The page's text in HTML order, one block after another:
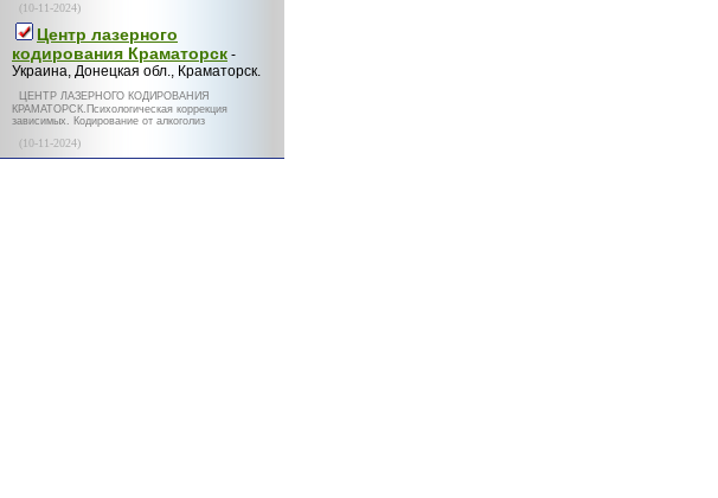
(10-11-2024)
Центр лазерного
кодирования Краматорск -
Украина, Донецкая обл., Краматорск.
ЦЕНТР ЛАЗЕРНОГО КОДИРОВАНИЯ
КРАМАТОРСК.Психологическая коррекция
зависимых. Кодирование от алкоголиз
(10-11-2024)